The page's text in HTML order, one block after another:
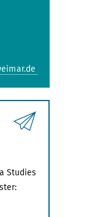
Studies